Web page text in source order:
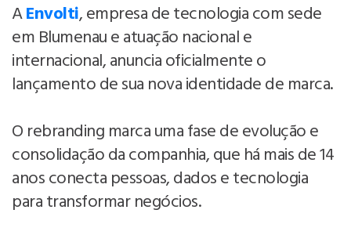
AEnvolti, empresa de tecnologia com sede
em Blumenau e atuação nacional e
internacional, anuncia oficialmente o
lançamento de sua nova identidade de marca.
O rebranding marca uma fase de evolução e
consolidação da companhia, que há mais de 14
anos conecta pessoas, dados e tecnologia
para transformar negócios.